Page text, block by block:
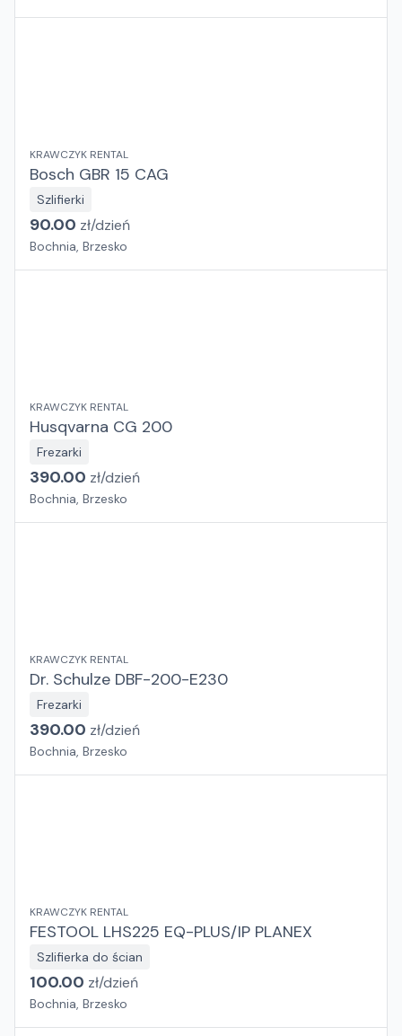
KRAWCZYK RENTAL
Bosch GBR 15 CAG
Szlifierki
90.00 zł/dzień
Bochnia, Brzesko
KRAWCZYK RENTAL
Husqvarna CG 200
Frezarki
390.00 zł/dzień
Bochnia, Brzesko
KRAWCZYK RENTAL
Dr. Schulze DBF-200-E230
Frezarki
390.00 zł/dzień
Bochnia, Brzesko
KRAWCZYK RENTAL
FESTOOL LHS225 EQ-PLUS/IP PLANEX
Szlifierka do ścian
100.00 zł/dzień
Bochnia, Brzesko